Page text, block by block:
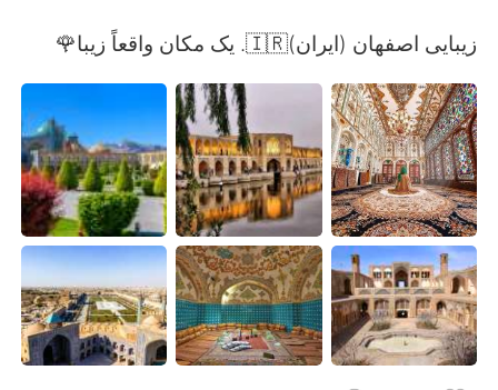
日本語 한국어
ไทย
Indonesia Italiano
Türkçe Tiếng Việt
Português
زیبایی اصفهان (ایران)🇮🇷. یک مکان واقعاً زیبا🌹